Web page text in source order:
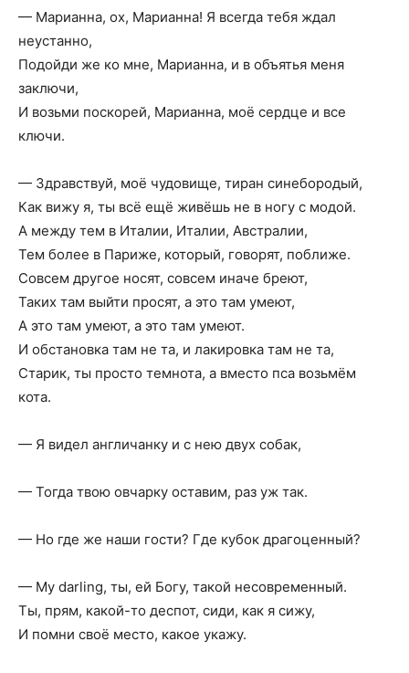
— Марианна, ох, Марианна! Я всегда тебя ждал
неустанно,
Подойди же ко мне, Марианна, и в объятья меня
заключи,
И возьми поскорей, Марианна, моё сердце и все
ключи.
— Здравствуй, моё чудовище, тиран синебородый,
Как вижу я, ты всё ещё живёшь не в ногу с модой.
А между тем в Италии, Италии, Австралии,
Тем более в Париже, который, говорят, поближе.
Совсем другое носят, совсем иначе бреют,
Таких там выйти просят, а это там умеют,
А это там умеют, а это там умеют.
И обстановка там не та, и лакировка там не та,
Старик, ты просто темнота, а вместо пса возьмём
кота.
— Я видел англичанку и с нею двух собак,
— Тогда твою овчарку оставим, раз уж так.
— Но где же наши гости? Где кубок драгоценный?
— My darling, ты, ей Богу, такой несовременный.
Ты, прям, какой-то деспот, сиди, как я сижу,
И помни своё место, какое укажу.